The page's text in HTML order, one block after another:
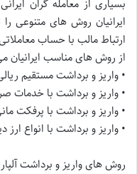
بسیاری از معامله گران
ایرانیان روش های متنوعی
ارتباط مالب با حساب
از روش های مناسب ایرانیان
• واریز و برداشت مستقیم
• واریز و برداشت با خدمات
• واریز و برداشت با پرفکت
• واریز و برداشت با انواع ارز
روش های واریز و برداشت